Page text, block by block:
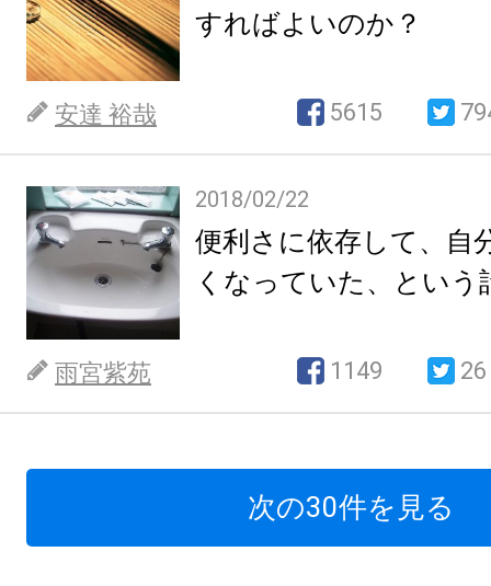
すればよいのか？
安達 裕哉 5615
2018/02/22
便利さに依存して、自
くなっていた、という
雨宮紫苑 1149 26
次の30件を見る